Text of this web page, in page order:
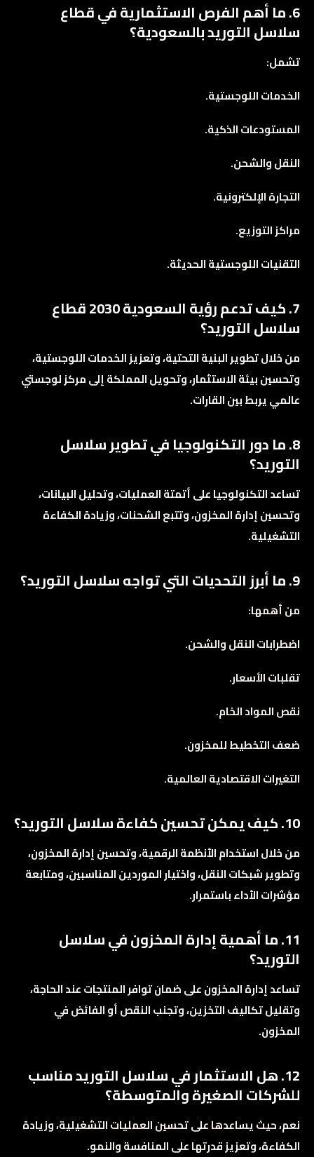
6. ما أهم الفرص الاستثمارية في قطاع
سلاسل التوريد بالسعودية؟
تشمل:
الخدمات اللوجستية.
المستودعات الذكية.
النقل والشحن.
التجارة الإلكترونية.
مراكز التوزيع.
التقنيات اللوجستية الحديثة.
7. كيف تدعم رؤية السعودية 2030 قطاع
سلاسل التوريد؟
من خلال تطوير البنية التحتية، وتعزيز الخدمات اللوجستية،
وتحسين بيئة الاستثمار، وتحويل المملكة إلى مركز لوجستي
عالمي يربط بين القارات.
8. ما دور التكنولوجيا في تطوير سلاسل
التوريد؟
تساعد التكنولوجيا على أتمتة العمليات، وتحليل البيانات،
وتحسين إدارة المخزون، وتتبع الشحنات، وزيادة الكفاءة
التشغيلية.
9. ما أبرز التحديات التي تواجه سلاسل التوريد؟
من أهمها:
اضطرابات النقل والشحن.
تقلبات الأسعار.
نقص المواد الخام.
ضعف التخطيط للمخزون.
التغيرات الاقتصادية العالمية.
10. كيف يمكن تحسين كفاءة سلاسل التوريد؟
من خلال استخدام الأنظمة الرقمية، وتحسين إدارة المخزون،
وتطوير شبكات النقل، واختيار الموردين المناسبين، ومتابعة
مؤشرات الأداء باستمرار.
11. ما أهمية إدارة المخزون في سلاسل
التوريد؟
تساعد إدارة المخزون على ضمان توافر المنتجات عند الحاجة،
وتقليل تكاليف التخزين، وتجنب النقص أو الفائض في
المخزون.
12. هل الاستثمار في سلاسل التوريد مناسب
للشركات الصغيرة والمتوسطة؟
نعم، حيث يساعدها على تحسين العمليات التشغيلية، وزيادة
الكفاءة، وتعزيز قدرتها على المنافسة والنمو.